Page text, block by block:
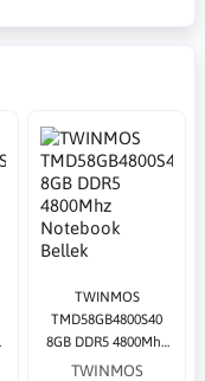
TWINMOS
TMD58GB4800S40
8GB DDR5 4800Mhz
Notebook Bellek
TWINMOS